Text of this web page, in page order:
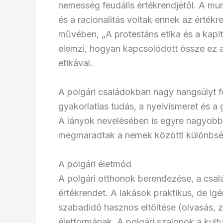
nemesség feudális értékrendjétől. A
és a racionalitás voltak ennek az
művében, „A protestáns etika és a
elemzi, hogyan kapcsolódott össze ez
etikával.
A polgári családokban nagy hangsúlyt
gyakorlatias tudás, a nyelvismeret és
A lányok nevelésében is egyre
megmaradtak a nemek közötti
A polgári életmód
A polgári otthonok berendezése, a
értékrendet. A lakások praktikus, de
szabadidő hasznos eltöltése (olvasás,